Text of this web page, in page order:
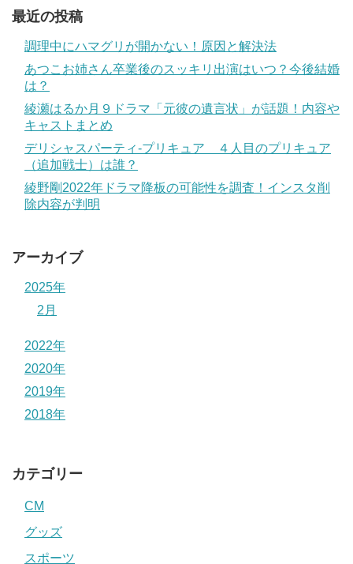
最近の投稿
調理中にハマグリが開かない！原因と解決法
あつこお姉さん卒業後のスッキリ出演はいつ？今後結婚
は？
綾瀬はるか月９ドラマ「元彼の遺言状」が話題！内容や
キャストまとめ
デリシャスパーティ-プリキュア ４人目のプリキュア
（追加戦士）は誰？
綾野剛2022年ドラマ降板の可能性を調査！インスタ削
除内容が判明
アーカイブ
2025年
2月
2022年
2020年
2019年
2018年
カテゴリー
CM
グッズ
スポーツ